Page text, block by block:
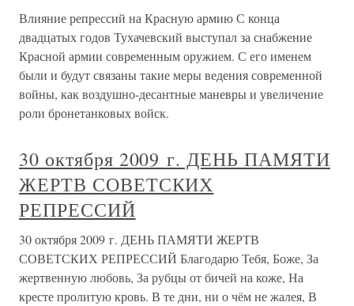
Влияние репрессий на Красную армию С конца
двадцатых годов Тухачевский выступал за снабжение
Красной армии современным оружием. С его именем
были и будут связаны такие меры ведения современной
войны, как воздушно-десантные маневры и увеличение
роли бронетанковых войск.
30 октября 2009 г. ДЕНЬ ПАМЯТИ
ЖЕРТВ СОВЕТСКИХ
РЕПРЕССИЙ
30 октября 2009 г. ДЕНЬ ПАМЯТИ ЖЕРТВ
СОВЕТСКИХ РЕПРЕССИЙ Благодарю Тебя, Боже, За
жертвенную любовь, За рубцы от бичей на коже, На
кресте пролитую кровь. В те дни, ни о чём не жалея, В